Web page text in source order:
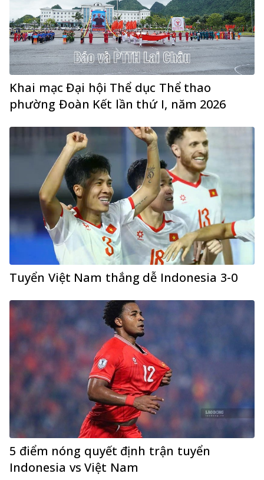
Khai mạc Đại hội Thể dục Thể thao
phường Đoàn Kết lần thứ I, năm 2026
Tuyển Việt Nam thắng dễ Indonesia 3-0
5 điểm nóng quyết định trận tuyển
Indonesia vs Việt Nam